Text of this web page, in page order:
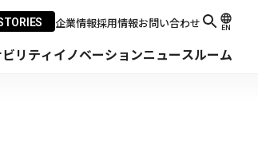
企業情報採用情報お問い合わせ EN
リティイノベーションニュースルーム